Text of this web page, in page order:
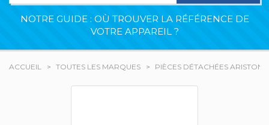
NOTRE GUIDE : OÙ TROUVER LA RÉFÉRENCE DE
VOTRE APPAREIL ?
ACCUEIL TOUTES LES MARQUES PIÈCES DÉTACHÉES ARISTON